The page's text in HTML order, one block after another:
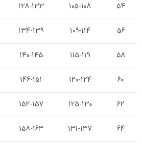
54
105-108
128-133
56
109-114
134-139
58
115-119
140-145
60
120-124
146-151
62
125-130
152-157
64
131-137
158-163